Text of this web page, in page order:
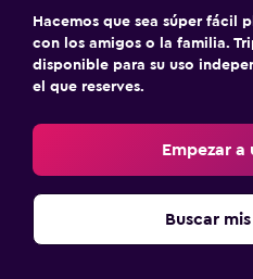
Hacemos que sea súper fácil
con los amigos o la familia.
disponible para su uso
el que reserves.
Empezar a
Buscar